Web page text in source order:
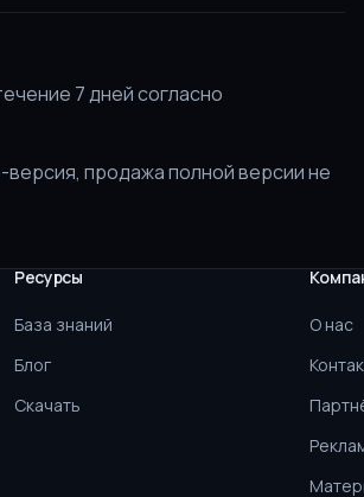
7 дней согласно
продажа полной версии не
Ресурсы
База знаний
Блог
Скачать
О нас